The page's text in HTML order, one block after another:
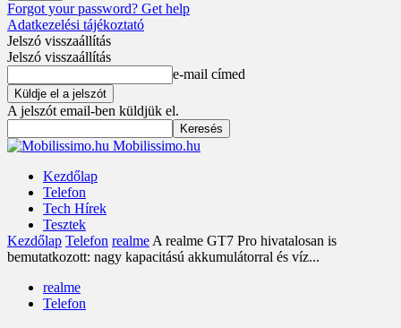
Forgot your password? Get help
Adatkezelési tájékoztató
Jelszó visszaállítás
Jelszó visszaállítás
e-mail címed
A jelszót email-ben küldjük el.
Mobilissimo.hu
Kezdőlap
Telefon
Tech Hírek
Tesztek
Kezdőlap Telefon realme A realme GT7 Pro hivatalosan is
bemutatkozott: nagy kapacitású akkumulátorral és víz...
realme
Telefon